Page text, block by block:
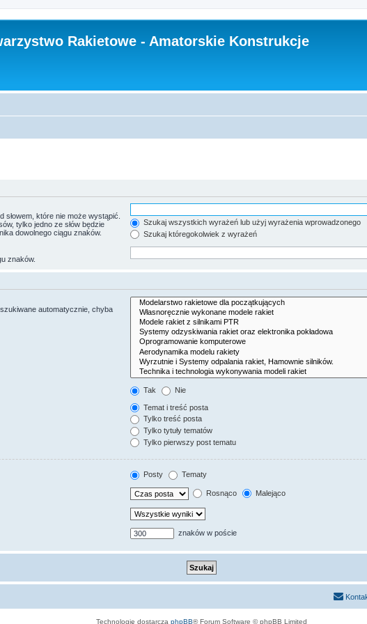
Rakietowe - Amatorskie Konstrukcje
słowem, które nie może wystąpić.
tylko jedno ze słów będzie
dowolnego ciągu znaków.
Szukaj wszystkich wyrażeń lub użyj wyrażenia wprowadzonego
Szukaj któregokolwiek z wyrażeń
znaków.
automatycznie, chyba
Tak Nie
Temat i treść posta
Tylko treść posta
Tylko tytuły tematów
Tylko pierwszy post tematu
Posty Tematy
Rosnąco Malejąco
znaków w poście
Technologię dostarcza phpBB® Forum Software © phpBB Limited